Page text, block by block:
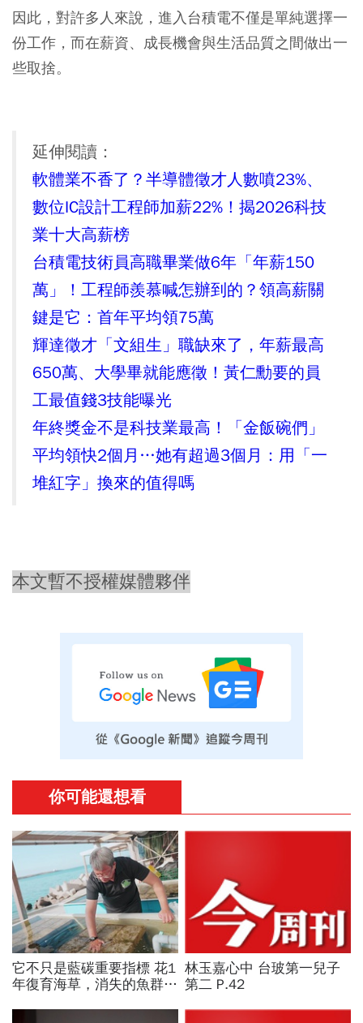
因此，對許多人來說，進入台積電不僅是單純選擇一
份工作，而在薪資、成長機會與生活品質之間做出一
些取捨。
延伸閱讀：
軟體業不香了？半導體徵才人數噴23%、
數位IC設計工程師加薪22%！揭2026科技
業十大高薪榜
台積電技術員高職畢業做6年「年薪150
萬」！工程師羨慕喊怎辦到的？領高薪關
鍵是它：首年平均領75萬
輝達徵才「文組生」職缺來了，年薪最高
650萬、大學畢就能應徵！黃仁勳要的員
工最值錢3技能曝光
年終獎金不是科技業最高！「金飯碗們」
平均領快2個月…她有超過3個月：用「一
堆紅字」換來的值得嗎
本文暫不授權媒體夥伴